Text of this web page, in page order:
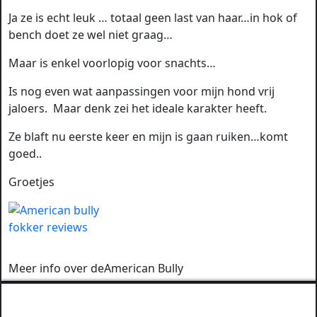
Ja ze is echt leuk … totaal geen last van haar…in hok of
bench doet ze wel niet graag…
Maar is enkel voorlopig voor snachts…
Is nog even wat aanpassingen voor mijn hond vrij
jaloers. Maar denk zei het ideale karakter heeft.
Ze blaft nu eerste keer en mijn is gaan ruiken…komt
goed..
Groetjes
Meer info over deAmerican Bully